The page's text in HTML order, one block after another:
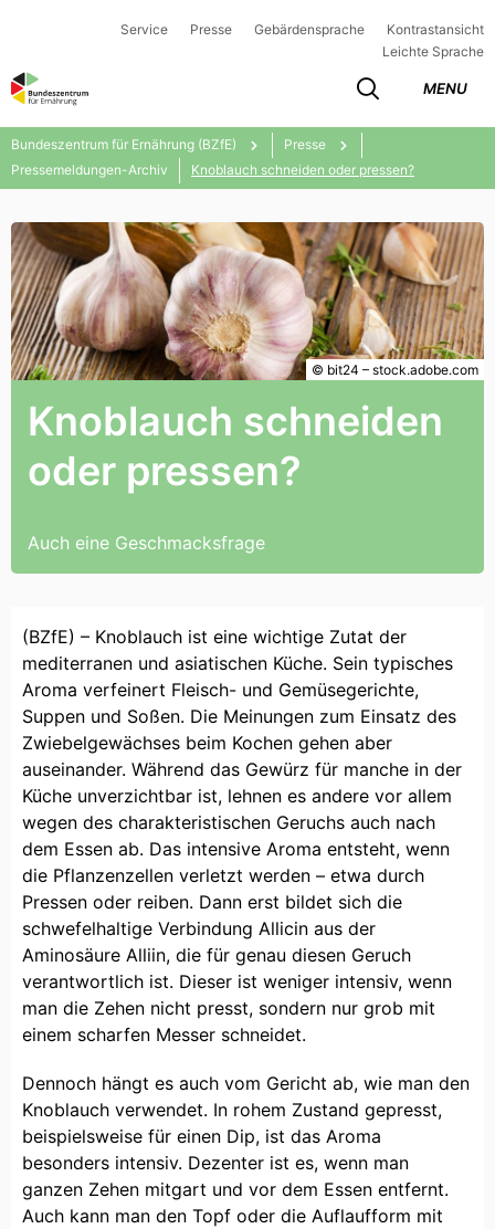
Service Presse Gebärdensprache
Kontrastansicht
Leichte Sprache
MENU
Bundeszentrum für Ernährung (BZfE)
Presse
Pressemeldungen-Archiv
Knoblauch schneiden oder pressen?
Knoblauch schneiden
oder pressen?
Auch eine Geschmacksfrage
© bit24 – stock.adobe.com
(BZfE) – Knoblauch ist eine wichtige Zutat der
mediterranen und asiatischen Küche. Sein typisches
Aroma verfeinert Fleisch- und Gemüsegerichte,
Suppen und Soßen. Die Meinungen zum Einsatz des
Zwiebelgewächses beim Kochen gehen aber
auseinander. Während das Gewürz für manche in der
Küche unverzichtbar ist, lehnen es andere vor allem
wegen des charakteristischen Geruchs auch nach
dem Essen ab. Das intensive Aroma entsteht, wenn
die Pflanzenzellen verletzt werden – etwa durch
Pressen oder reiben. Dann erst bildet sich die
schwefelhaltige Verbindung Allicin aus der
Aminosäure Alliin, die für genau diesen Geruch
verantwortlich ist. Dieser ist weniger intensiv, wenn
man die Zehen nicht presst, sondern nur grob mit
einem scharfen Messer schneidet.
Dennoch hängt es auch vom Gericht ab, wie man den
Knoblauch verwendet. In rohem Zustand gepresst,
beispielsweise für einen Dip, ist das Aroma
besonders intensiv. Dezenter ist es, wenn man
ganzen Zehen mitgart und vor dem Essen entfernt.
Auch kann man den Topf oder die Auflaufform mit